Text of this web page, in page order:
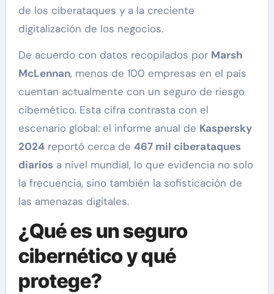
de los ciberataques y a la creciente
digitalización de los negocios.
De acuerdo con datos recopilados por Marsh
McLennan, menos de 100 empresas en el país
cuentan actualmente con un seguro de riesgo
cibernético. Esta cifra contrasta con el
escenario global: el informe anual de Kaspersky
2024reportó cerca de 467 mil ciberataques
diariosa nivel mundial, lo que evidencia no solo
la frecuencia, sino también la sofisticación de
las amenazas digitales.
¿Qué es un seguro
cibernético y qué
protege?